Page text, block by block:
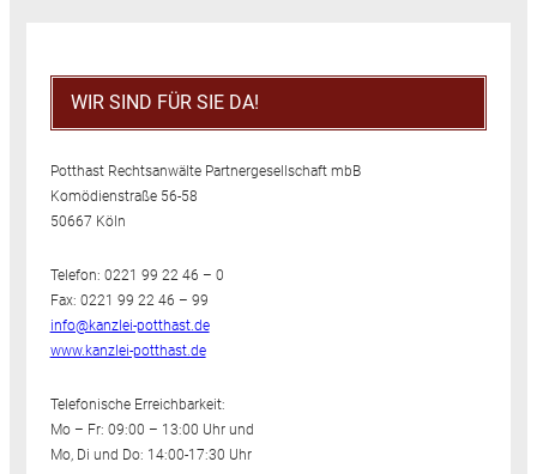
WIR SIND FÜR SIE DA!
Potthast Rechtsanwälte Partnergesellschaft mbB
Komödienstraße 56-58
50667 Köln
Telefon: 0221 99 22 46 – 0
Fax: 0221 99 22 46 – 99
info@kanzlei-potthast.de
www.kanzlei-potthast.de
Telefonische Erreichbarkeit:
Mo – Fr: 09:00 – 13:00 Uhr und
Mo, Di und Do: 14:00-17:30 Uhr